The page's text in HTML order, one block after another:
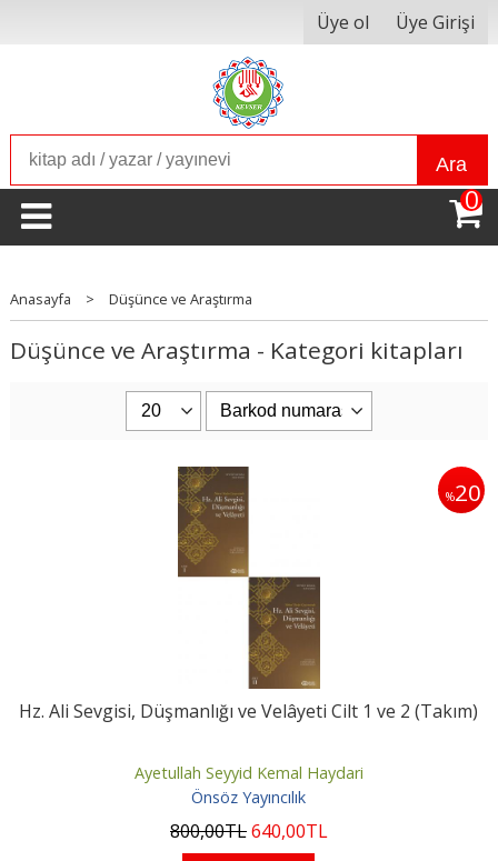
Üye ol Üye Girişi
Ara
0
Anasayfa > Düşünce ve Araştırma
Düşünce ve Araştırma - Kategori kitapları
%20
Hz. Ali Sevgisi, Düşmanlığı ve Velâyeti Cilt 1 ve 2 (Takım)
Ayetullah Seyyid Kemal Haydari
Önsöz Yayıncılık
800,00TL640,00TL